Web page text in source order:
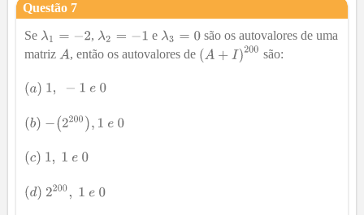
Questão 7
Se
, e
são os autovalores de uma
matriz
, então os autovalores de são: